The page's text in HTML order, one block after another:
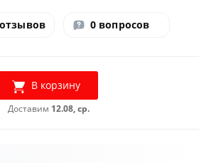
0 вопросов
В корзину
Доставим 12.08, ср.